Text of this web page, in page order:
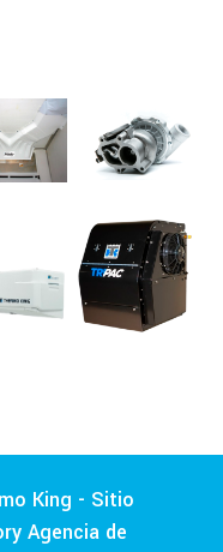
King - Sitio
Agencia de